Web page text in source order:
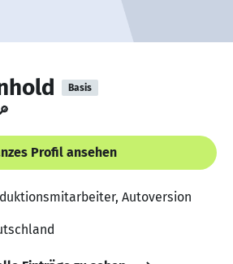
Basis
Profil ansehen
Autoversion